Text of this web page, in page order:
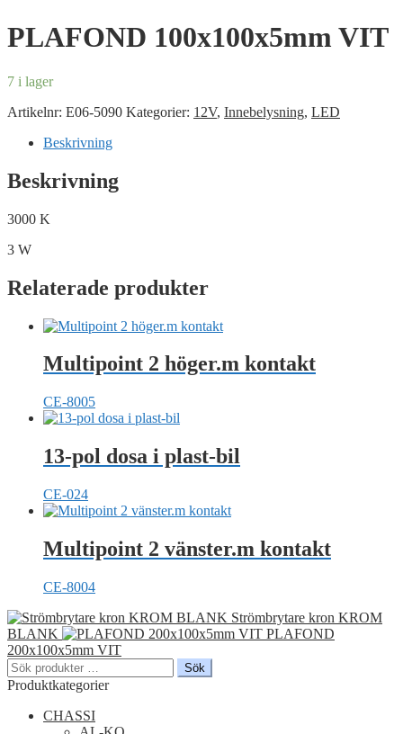
PLAFOND 100x100x5mm VIT
7 i lager
Artikelnr: E06-5090 Kategorier: 12V, Innebelysning, LED
Beskrivning
Beskrivning
3000 K
3 W
Relaterade produkter
Multipoint 2 höger.m kontakt
CE-8005
13-pol dosa i plast-bil
CE-024
Multipoint 2 vänster.m kontakt
CE-8004
Strömbrytare kron KROM
BLANK
PLAFOND
200x100x5mm VIT
Sök
efter:
Sök
Produktkategorier
CHASSI